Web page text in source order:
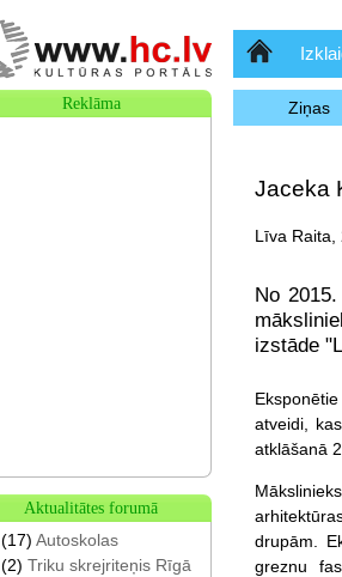
Sākumlapa
Ziņas
Jaceka
Līva Raita,
No
izstāde
atveidi,
atklāšanā
drupām.
greznu
Reklāma
Aktualitātes forumā
(17) Autoskolas
(2) Triku skrejriteņis Rīgā